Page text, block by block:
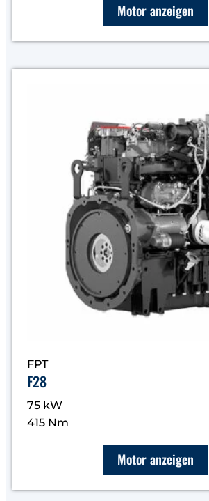
Motor anzeigen
FPT
F28
75 kW
415 Nm
Motor anzeigen